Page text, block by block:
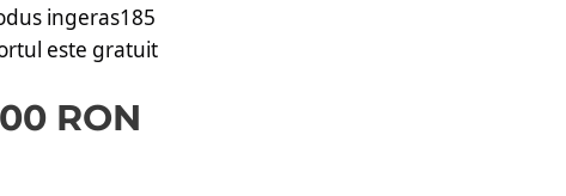
ingeras185
este gratuit
RON